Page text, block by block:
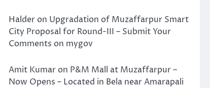
Halderon Upgradation of Muzaffarpur Smart
City Proposal for Round-III – Submit Your
Comments on mygov
Amit Kumaron P&M Mall at Muzaffarpur –
Now Opens – Located in Bela near Amarapali